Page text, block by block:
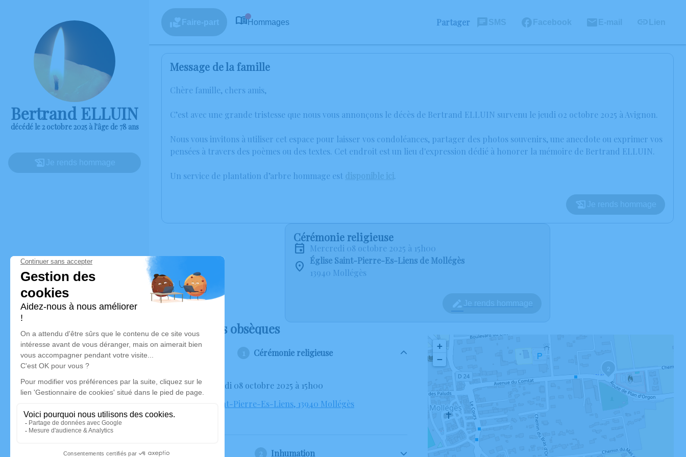
Bertrand ELLUIN
décédé le 2 octobre 2025 à l'âge de 78 ans
Je rends hommage
Faire-part Hommages Partager SMS Facebook E-mail Lien
Message de la famille
Chère famille, chers amis,
C’est avec une grande tristesse que nous vous annonçons le décès de Bertrand ELLUIN survenu le jeudi 02 octobre 2025 à Avignon.
Nous vous invitons à utiliser cet espace pour laisser vos condoléances, partager des photos souvenirs, une anecdote ou exprimer vos
pensées à travers des poèmes ou des textes. Cet endroit est un lieu d'expression dédié à honorer la mémoire de Bertrand ELLUIN.
Un service de plantation d’arbre hommage est disponible ici .
Je rends hommage
Cérémonie religieuse
mercredi 08 octobre 2025 à 15h00
Église Saint-Pierre-Es-Liens de Mollégès
13940 Mollégès
Je rends hommage
Déroulé des obsèques
Cérémonie religieuse
Le mercredi 08 octobre 2025 à 15h00
Église Saint-Pierre-Es-Liens, 13940 Mollégès
Inhumation
2
+
−